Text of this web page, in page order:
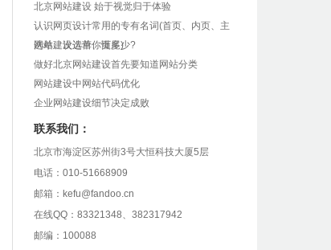
北京网站建设 始于视觉归于体验
认识网页设计常用的专有名词(首页、内页、主
选单、次选单、页尾)
网站建设运营你懂多少?
做好北京网站建设首先要知道网站分类
网站建设中网站代码优化
企业网站建设细节决定成败
联系我们：
北京市海淀区苏州街3号大恒科技大厦5层
电话：010-51668909
邮箱：kefu@fandoo.cn
在线QQ：83321348、382317942
邮编：100088